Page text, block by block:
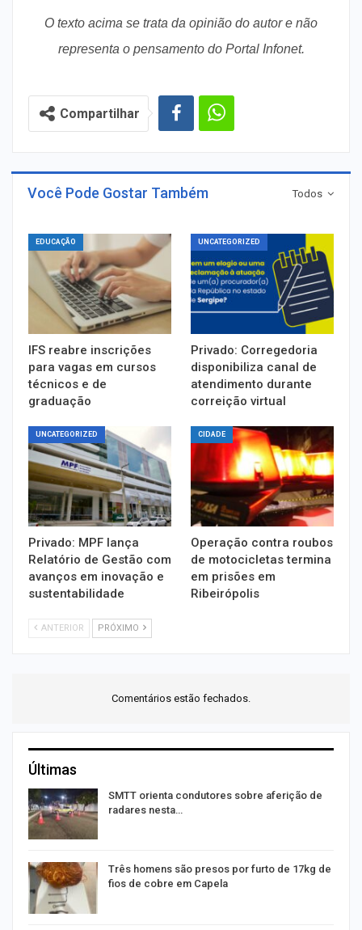
O texto acima se trata da opinião do autor e não
representa o pensamento do Portal Infonet.
Compartilhar
Todos
Você Pode Gostar Também
EDUCAÇÃO
IFS reabre inscrições
para vagas em cursos
técnicos e de
graduação
UNCATEGORIZED
Privado: Corregedoria
disponibiliza canal de
atendimento durante
correição virtual
UNCATEGORIZED
Privado: MPF lança
Relatório de Gestão com
avanços em inovação e
sustentabilidade
CIDADE
Operação contra roubos
de motocicletas termina
em prisões em
Ribeirópolis
ANTERIOR PRÓXIMO
Comentários estão fechados.
Últimas
SMTT orienta condutores sobre aferição de
radares nesta…
Três homens são presos por furto de 17kg de
fios de cobre em Capela